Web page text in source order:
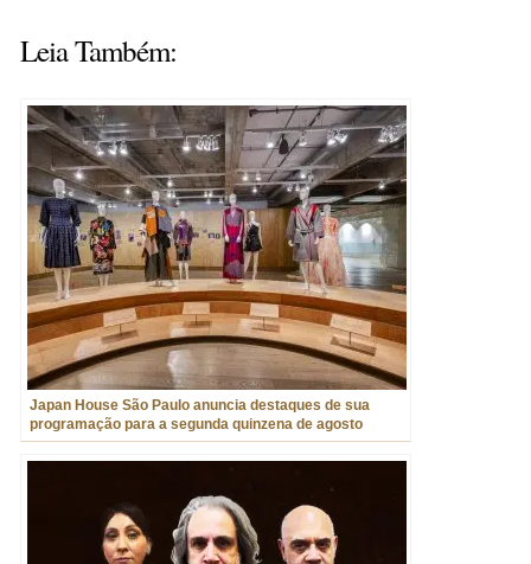
Leia Também:
Japan House São Paulo anuncia destaques de sua
programação para a segunda quinzena de agosto